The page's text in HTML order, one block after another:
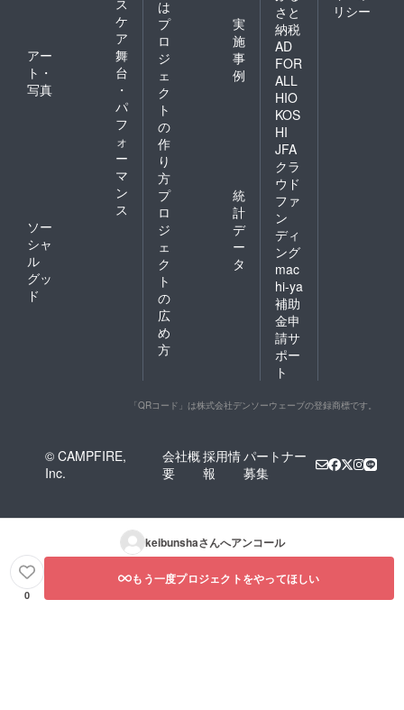
ス
ケ
ア
アー
ト・
写真
舞
台
・
パ
フ
ォ
ー
マ
ン
ス
ソー
シャ
ル
グッ
ド
は
プ
ロ
ジ
ェ
ク
ト
の
作
り
方
実
施
事
例
プ
ロ
ジ
ェ
ク
ト
の
広
め
方
統
計
デ
ー
タ
さと
納税
AD
FOR
ALL
HIO
KOS
HI
JFA
クラ
ウド
ファ
ン
ディ
ング
mac
hi-ya
補助
金申
請サ
ポー
ト
リシー
「QRコード」は株式会社デンソーウェーブの登録商標です。
© CAMPFIRE,
Inc.
会社概
要
採用情
報
パートナー
募集
keibunshaさんへアンコール
0
もう一度プロジェクトをやってほしい